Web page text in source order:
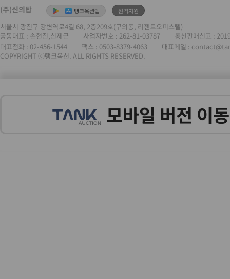
(주)신의탑 | 탱크옥션앱 원격지원
서울시 광진구 강변역로4길 68, 2층209호(구의동, 리젠트오피스텔)
공동대표 : 손현진,신제근
사업자번호 : 262-81-03787
통신판매신고 :
대표전화 : 02-456-1544 팩스 : 0503-8379-4063
대표메일 :
COPYRIGHT ⓒ탱크옥션. ALL RIGHTS RESERVED.
모바일 버전 이동